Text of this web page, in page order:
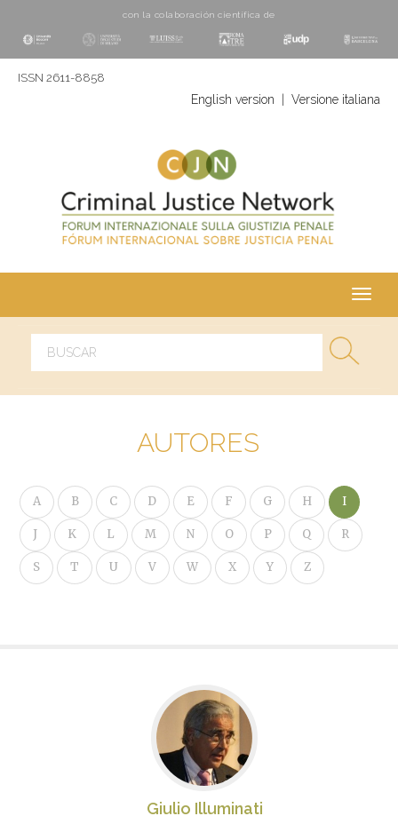
con la colaboración cientí­fica de
ISSN 2611-8858
English version Versione italiana
AUTORES
A B C D E F G H I
J K L M N O P Q R
S T U V W X Y Z
Giulio Illuminati